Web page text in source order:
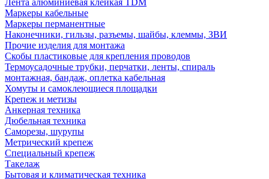
Лента алюминиевая клейкая TDM
Маркеры кабельные
Маркеры перманентные
Наконечники, гильзы, разъемы, шайбы, клеммы, ЗВИ
Прочие изделия для монтажа
Скобы пластиковые для крепления проводов
Термоусадочные трубки, перчатки, ленты, спираль
монтажная, бандаж, оплетка кабельная
Хомуты и самоклеющиеся площадки
Крепеж и метизы
Анкерная техника
Дюбельная техника
Саморезы, шурупы
Метрический крепеж
Специальный крепеж
Такелаж
Бытовая и климатическая техника